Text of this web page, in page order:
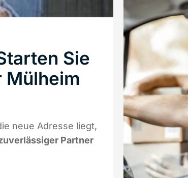
Sie
Mülheim
neue Adresse liegt,
Partner